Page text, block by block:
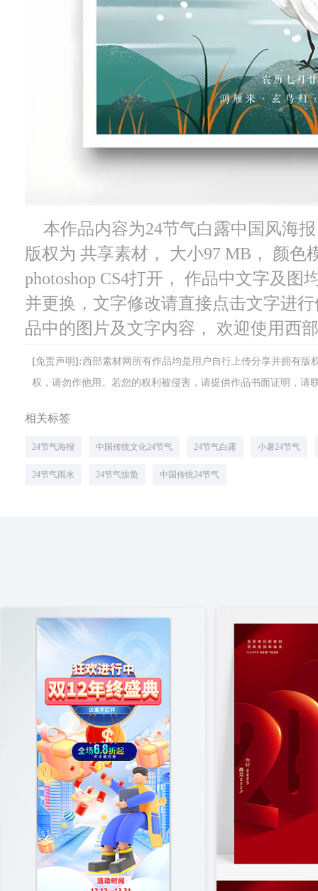
本作品内容为24节气白露中国风海
版权为 共享素材， 大小97 MB， 颜色
photoshop CS4打开， 作品中文字及
并更换，文字修改请直接点击文字进
品中的图片及文字内容， 欢迎使用西
[免责声明]:西部素材网所有作品均是用户自行上传分享并拥有
权，请勿作他用。若您的权利被侵害，请提供作品书面证明，请
相关标签
24节气海报 中国传统文化24节气 24节气白露 小暑24节气
24节气雨水 24节气惊蛰 中国传统24节气